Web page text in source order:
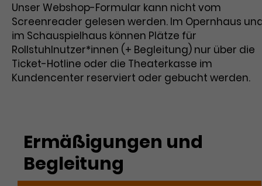
Anbieter Google Analytics
Laufzeit 1 Minute
Das ist ein von Google Analytics
gesetztes Cookie. Bestimmte Daten
Datenübertragungen unterbunden.
Anbieter Google / DoubleClick
Laufzeit 3 Monate
Dieses Cookie wird verwendet, um
Nutzerinteraktionen mit Werbeanzeigen
Name IDE
Unser Webshop-Formular kann nicht vom
Screenreader gelesen werden. Im Opernhaus
im Schauspielhaus können Plätze für
Rollstuhlnutzer*innen (+ Begleitung) nur über die
Ticket-Hotline oder die Theaterkasse im
Kundencenter reserviert oder gebucht werden.
Ermäßigungen und
Begleitung